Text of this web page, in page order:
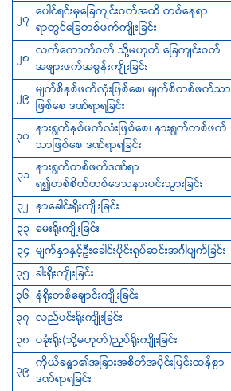
၂၇ ‌ပေါင်ရင်းမှခြေကျင်းဝတ်အထိ တစ်နေရာ
ရာတွင်ခြေတစ်ဖက်ကျိုးခြင်း
၂၈ လက်ကောက်ဝတ် သို့မဟုတ် ခြေကျင်းဝတ်
အဖျားဖက်အစွန်းကျိုးခြင်း
၂၉ မျက်စိနှစ်ဖက်လုံးဖြစ်စေ၊ မျက်စိတစ်ဖက်သာ
ဖြစ်စေ ဒဏ်ရာရခြင်း
၃၀ နားရွက်နှစ်ဖက်လုံးဖြစ်စေ၊ နားရွက်တစ်ဖက်
သာဖြစ်စေ ဒဏ်ရာရခြင်း
၃၁ နားရွက်တစ်ဖက်ဒဏ်ရာ
ရ၍တစ်စိတ်တစ်ဒေသနားပင်းသွားခြင်း
၃၂ နှာခေါင်းရိုးကျိုးခြင်း
၃၃ ‌မေးရိုးကျိုးခြင်း
၃၄ မျက်နှာနှင့်ဦးခေါင်းပိုင်းရုပ်ဆင်းအင်္ဂါပျက်ခြင်း
၃၅ ခါးရိုးကျိုးခြင်း
၃၆ နံရိုးတစ်ချောင်းကျိုးခြင်း
၃၇ လည်ပင်းရိုးကျိုးခြင်း
၃၈ ပခုံးရိုး(သို့မဟုတ်)ညှပ်ရိုးကျိုးခြင်း
၃၉ ကိုယ်ခန္ဓာ၏အခြားအစိတ်အပိုင်းပြင်းထန်စွာ
ဒဏ်ရာရခြင်း